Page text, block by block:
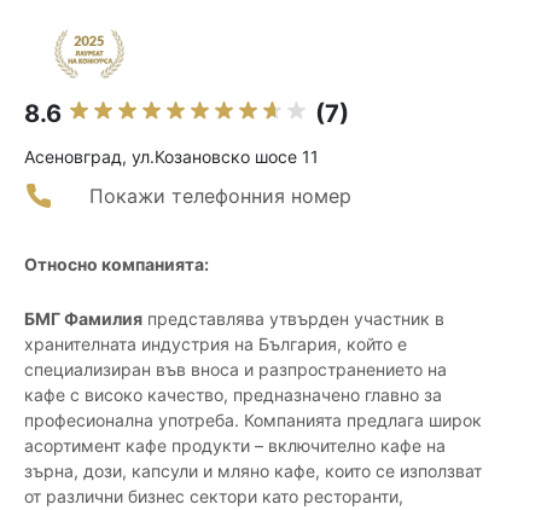
8.6 (7)
Асеновград, ул.Козановско шосе 11
Покажи телефонния номер
Относно компанията:
БМГ Фамилия представлява утвърден участник в
хранителната индустрия на България, който е
специализиран във вноса и разпространението на
кафе с високо качество, предназначено главно за
професионална употреба. Компанията предлага широк
асортимент кафе продукти – включително кафе на
зърна, дози, капсули и мляно кафе, които се използват
от различни бизнес сектори като ресторанти,